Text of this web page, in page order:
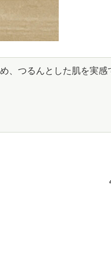
、つるんとした肌を実感